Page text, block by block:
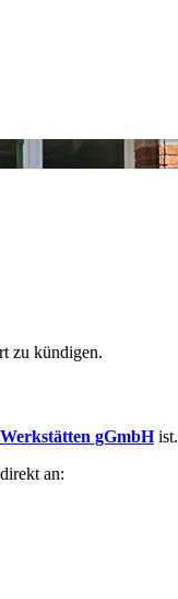
zu kündigen.
gGmbHist.
an: